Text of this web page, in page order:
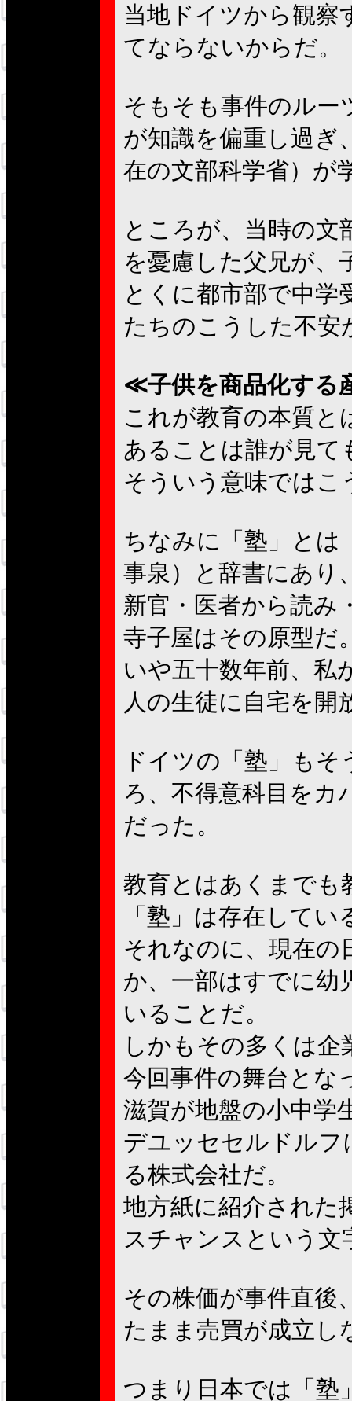
当地ドイツから観察
てならないからだ。
そもそも事件のルー
が知識を偏重し過ぎ
在の文部科学省）が
ところが、当時の文
を憂慮した父兄が、
とくに都市部で中学
たちのこうした不安
≪子供を商品化する
これが教育の本質と
あることは誰が見て
そういう意味ではこ
ちなみに「塾」とは
事泉）と辞書にあり
新官・医者から読み
寺子屋はその原型だ
いや五十数年前、私
人の生徒に自宅を開
ドイツの「塾」も
ろ、不得意科目をカ
だった。
教育とはあくまでも
「塾」は存在して
それなのに、現在の
か、一部はすでに幼
いることだ。
しかもその多くは企
今回事件の舞台とな
滋賀が地盤の小中学
デユッセセルドルフ
る株式会社だ。
地方紙に紹介された
スチャンスという
その株価が事件直後
たまま売買が成立し
つまり日本では「塾